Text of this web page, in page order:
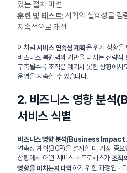
있는 절차 마련
훈련 및 테스트:계획의 실효성을 검
지속적으로 개선
이처럼 서비스 연속성 계획은 위기 상황을
비즈니스 복원력의 기반을 다지는 전략적
구축될수록 조직은 예기치 못한 상황에서
운영을 지속할 수 있습니다.
2. 비즈니스 영향 분석
서비스 식별
비즈니스 영향 분석(Business
연속성 계획(BCP)을 설계할 때 가장 중요
상황에서 어떤 서비스나 프로세스가 조직
영향을 미치는지 파악하기 위한 과정입니